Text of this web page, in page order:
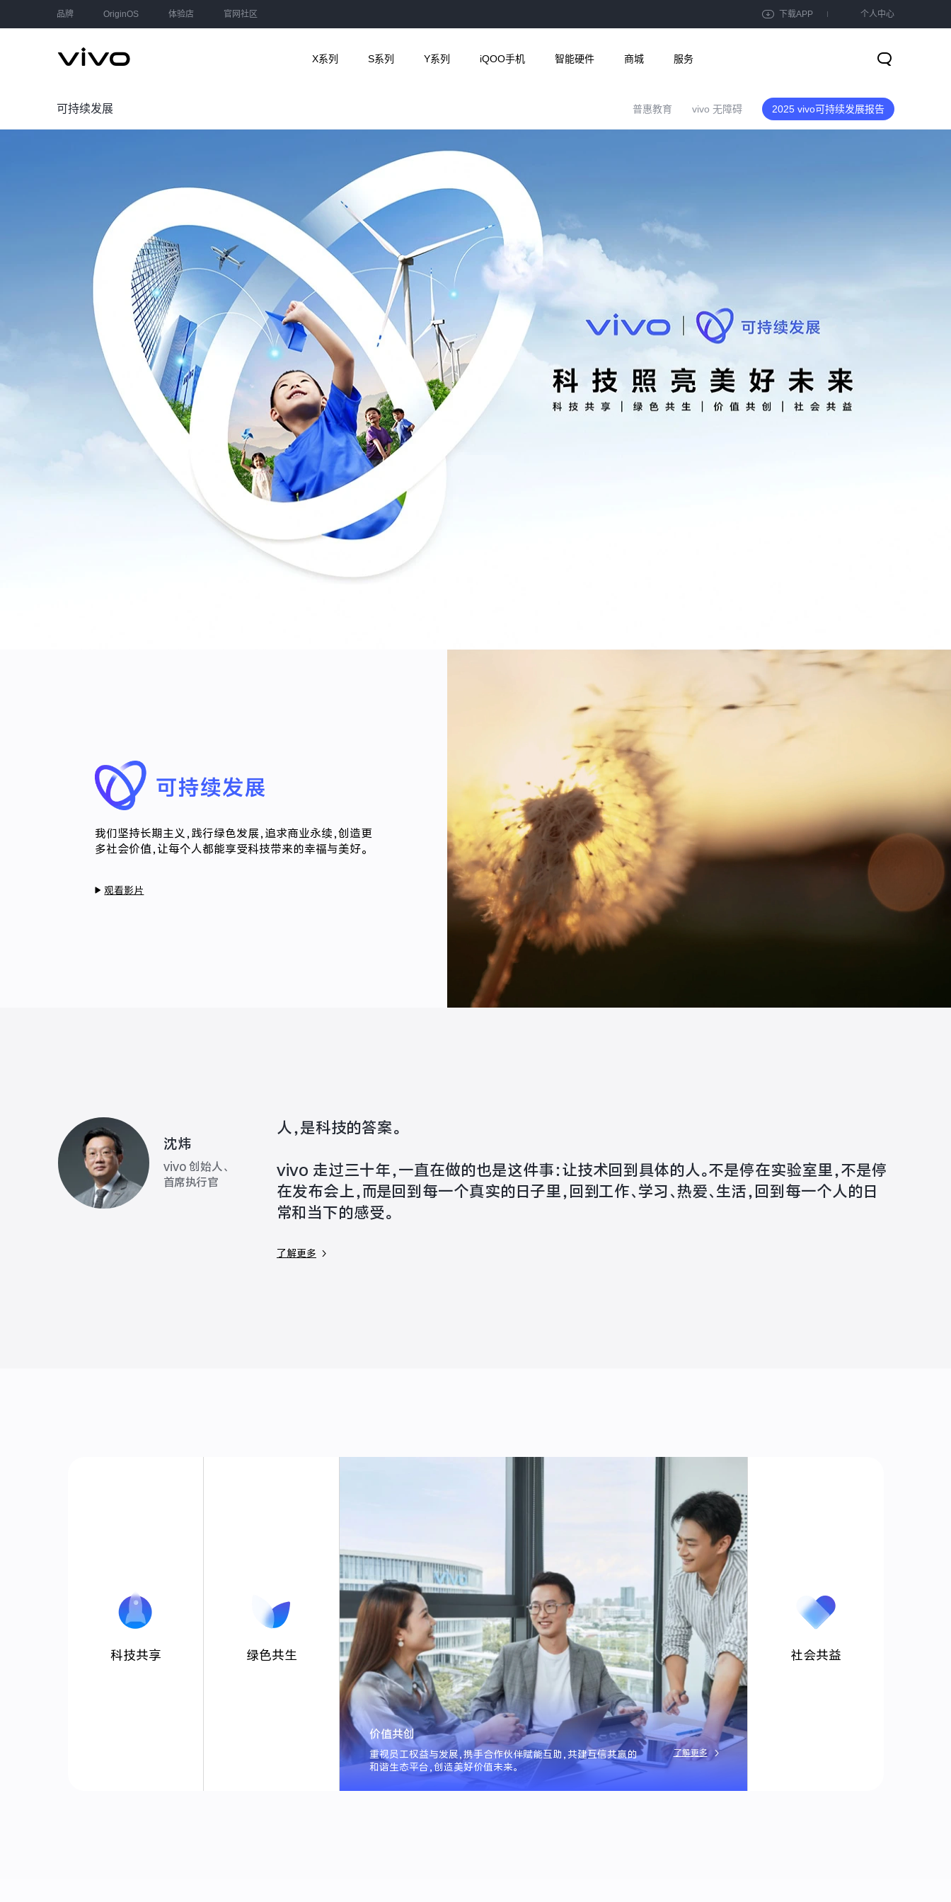
品牌 OriginOS 体验店 官网社区 下载APP 个人中心
X系列 S系列 Y系列 iQOO手机 智能硬件 商城 服务
可持续发展 普惠教育 vivo 无障碍 2025 vivo可持续发展报告
我们坚持长期主义，践行绿色发展，追求商业永续，创造更
多社会价值，让每个人都能享受科技带来的幸福与美好。
观看影片
沈炜
vivo 创始人、
首席执行官
人，是科技的答案。
vivo 走过三十年，一直在做的也是这件事：让技术回到具体的人。不是停在实验室里，不是停
在发布会上，而是回到每一个真实的日子里，回到工作、学习、热爱、生活，回到每一个人的日
常和当下的感受。
了解更多
持续科技创新，坚守数字责任，让每个用户都能享受科技带来的
了解更多
科技共享
通过低碳践行，绿色运营，推行循环经济发展，打造可持续产品，
共同守护地球家园，奔赴美好绿色未来。
了解更多
绿色共生
价值共创
重视员工权益与发展，携手合作伙伴赋能互助，共建互信共赢的
和谐生态平台，创造美好价值未来。
了解更多
社会共益